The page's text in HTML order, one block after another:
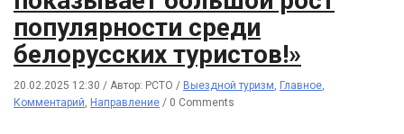
популярности среди
белорусских туристов!»
20.02.2025 12:30 / Автор: РСТО / Выездной туризм Главное
Комментарий Направление / 0 Comments